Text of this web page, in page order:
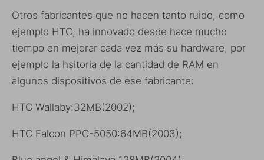
Otros fabricantes que no hacen tanto ruido, como
ejemplo HTC, ha innovado desde hace mucho
tiempo en mejorar cada vez más su hardware, por
ejemplo la hsitoria de la cantidad de RAM en
algunos dispositivos de ese fabricante:
HTC Wallaby:32MB(2002);
HTC Falcon PPC-5050:64MB(2003);